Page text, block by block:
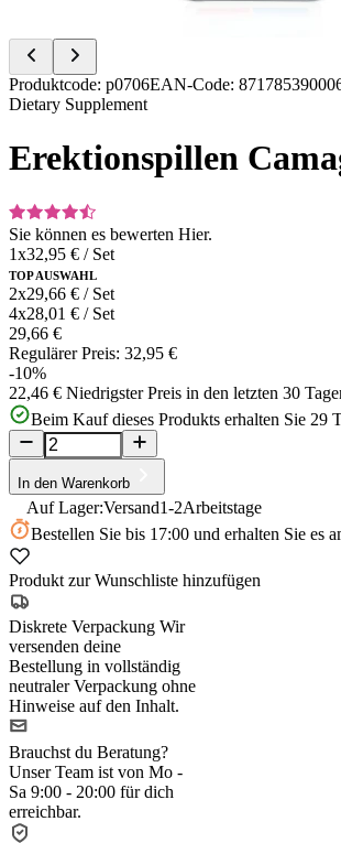
Item
1
4
Produktcode: p0706EAN-Code:
Dietary Supplement
Erektionspillen
Sie können es bewerten Hier.
1x32,95 € / Set
TOP AUSWAHL
2x29,66 € / Set
4x28,01 € / Set
29,66 €
Regulärer Preis: 32,95 €
-10%
22,46 € Niedrigster Preis in den letzten 30
Beim Kauf dieses Produkts erhalten Sie 29
In den Warenkorb
Auf Lager:Versand1-2Arbeitstage
Bestellen Sie bis 17:00 und erhalten Sie es
Produkt zur Wunschliste hinzufügen
Diskrete Verpackung Wir
versenden deine
Bestellung in vollständig
neutraler Verpackung ohne
Hinweise auf den Inhalt.
Brauchst du Beratung?
Unser Team ist von Mo -
Sa 9:00 - 20:00 für dich
erreichbar.